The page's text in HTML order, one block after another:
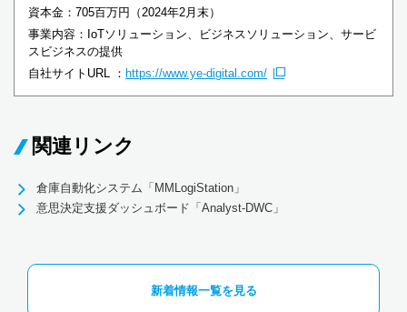
資本金：705百万円（2024年2月末）
事業内容：IoTソリューション、ビジネスソリューション、サービ
スビジネスの提供
自社サイトURL ： https://www.ye-digital.com/
関連リンク
倉庫自動化システム「MMLogiStation」
意思決定支援ダッシュボード「Analyst-DWC」
新着情報一覧を見る